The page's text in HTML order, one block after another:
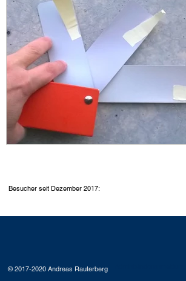
Besucher seit Dezember 2017:
© 2017-2020 Andreas Rauterberg